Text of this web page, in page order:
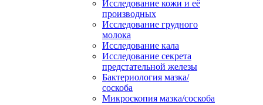
Исследование кожи и её
производных
Исследование грудного
молока
Исследование кала
Исследование секрета
предстательной железы
Бактериология мазка/
соскоба
Микроскопия мазка/соскоба